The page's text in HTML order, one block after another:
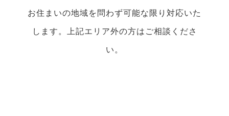
お住まいの地域を問わず可能な限り対応いた
します。上記エリア外の方はご相談くださ
い。